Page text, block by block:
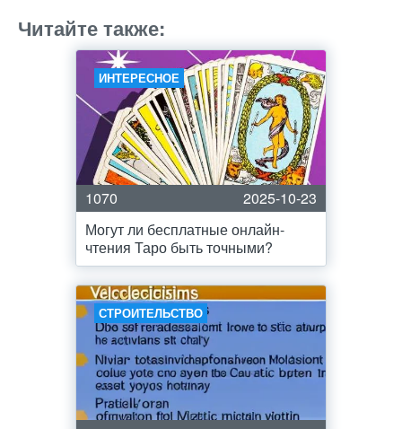
Читайте также:
ИНТЕРЕСНОЕ
1070
2025-10-23
Могут ли бесплатные онлайн-
чтения Таро быть точными?
СТРОИТЕЛЬСТВО